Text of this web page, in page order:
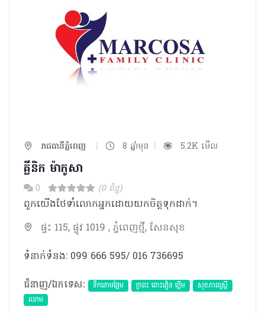
រាជធានីភ្នំពេញ | 8 ឆ្នាំមុន | 5.2K មើល
គ្លីនិក ម៉ាកូសា
0 (0 ពិន្ទុ)
ពួកយើងថែទាំលោកអ្នកដោយយកចិត្តទុកដាក់។
ផ្ទះ 115, ផ្លូវ 1019 , ភ្នំពេញថ្មី, សែនសុខ
ទំនាក់ទំនង: 099 666 595/ 016 736695
ជំនាញ/ឯកទេស:
ទឹកនោមផ្អែម ក្រពះ ពោះវៀន ថ្លើម
សុខភាពស្រ្តី
ឈាម